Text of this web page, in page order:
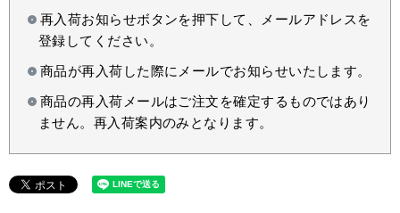
再入荷お知らせボタンを押下して、メールアドレスを
登録してください。
商品が再入荷した際にメールでお知らせいたします。
商品の再入荷メールはご注文を確定するものではあり
ません。再入荷案内のみとなります。